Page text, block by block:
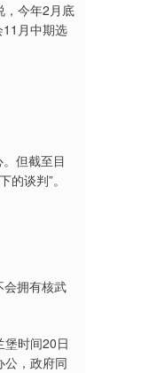
，今年2月底
11月中期选
但截至目
谈判”。
会拥有核武
堡时间20日
公，政府同